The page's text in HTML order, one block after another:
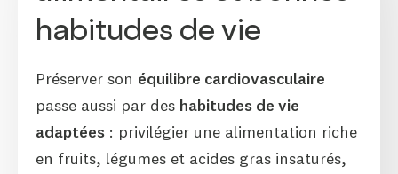
habitudes de vie
Préserver son équilibre cardiovasculaire
passe aussi par des habitudes de vie
adaptées : privilégier une alimentation riche
en fruits, légumes et acides gras insaturés,